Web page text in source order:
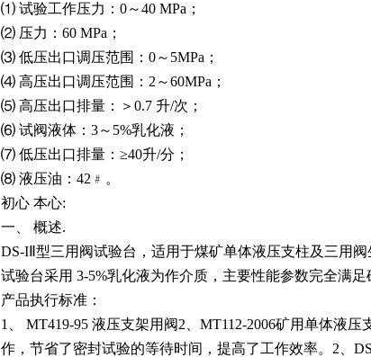
⑴ 试验工作压力：0～40 MPa；
⑵ 压力：60 MPa；
⑶ 低压出口调压范围：0～5MPa；
⑷ 高压出口调压范围：2～60MPa；
⑸ 高压出口排量：＞0.7 升/次；
⑹ 试阀液体：3～5%乳化液；
⑺ 低压出口排量：≥40升/分；
⑻ 液压油：42﹟。
初心 本心:
一、
概述.
DS-IⅡ型三用阀试验台，适用于煤矿单体液压支柱及三用
试验台采用 3-5%乳化液为作介质，主要性能参数完全满足
产品执行标准：
1、
MT419-95 液压支架用阀2、MT112-2006矿用单体液
作，节省了密封试验的等待时间，提高了工作效率。2、